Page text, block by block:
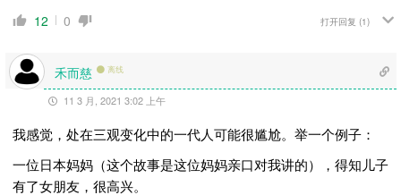
12 0 打开回复 (1)
禾而慈 离线
11 3 月, 2021 3:02 上午
我感觉，处在三观变化中的一代人可能很尴尬。举一个例子：
一位日本妈妈（这个故事是这位妈妈亲口对我讲的），得知儿子
有了女朋友，很高兴。